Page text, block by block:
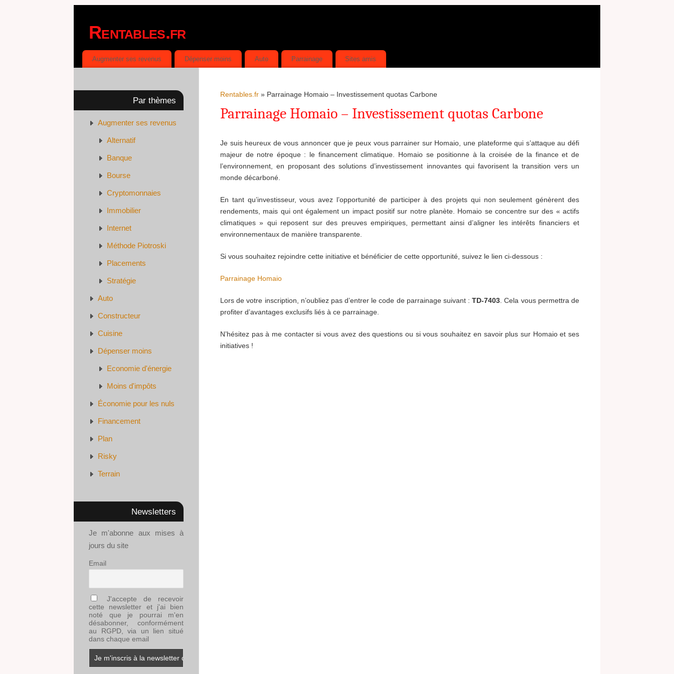
Rentables.fr
DÉPENSER MOINS, GAGNER PLUS
Augmenter ses revenus Dépenser moins Auto Parrainage Sites amis
Rentables.fr » Parrainage Homaio – Investissement quotas Carbone
Parrainage Homaio – Investissement quotas Carbone
Je suis heureux de vous annoncer que je peux vous parrainer sur Homaio, une plateforme qui s’attaque au défi
majeur de notre époque : le financement climatique. Homaio se positionne à la croisée de la finance et de
l’environnement, en proposant des solutions d’investissement innovantes qui favorisent la transition vers un
monde décarboné.
En tant qu’investisseur, vous avez l’opportunité de participer à des projets qui non seulement génèrent des
rendements, mais qui ont également un impact positif sur notre planète. Homaio se concentre sur des « actifs
climatiques » qui reposent sur des preuves empiriques, permettant ainsi d’aligner les intérêts financiers et
environnementaux de manière transparente.
Si vous souhaitez rejoindre cette initiative et bénéficier de cette opportunité, suivez le lien ci-dessous :
Parrainage Homaio
Lors de votre inscription, n’oubliez pas d’entrer le code de parrainage suivant :TD-7403. Cela vous permettra de
profiter d’avantages exclusifs liés à ce parrainage.
N’hésitez pas à me contacter si vous avez des questions ou si vous souhaitez en savoir plus sur Homaio et ses
initiatives !
Par thèmes
Augmenter ses revenus
Alternatif
Banque
Bourse
Cryptomonnaies
Immobilier
Internet
Méthode Piotroski
Placements
Stratégie
Auto
Constructeur
Cuisine
Dépenser moins
Economie d'énergie
Moins d'impôts
Économie pour les nuls
Financement
Plan
Risky
Terrain
Newsletters
Je m'abonne aux mises à
jours du site
Email
J'accepte de recevoir
cette newsletter et j'ai bien
noté que je pourrai m'en
désabonner, conformément
au RGPD, via un lien situé
dans chaque email